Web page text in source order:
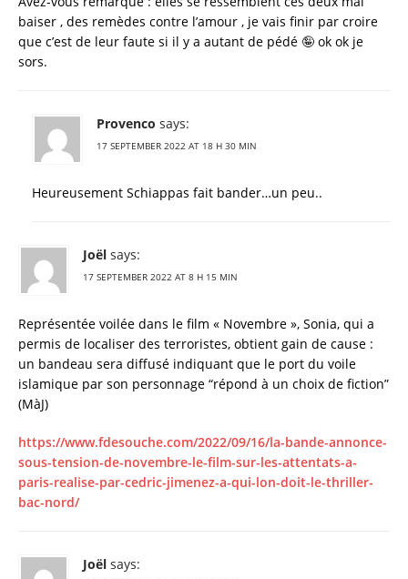
baiser , des remèdes contre l’amour , je vais finir par croire
que c’est de leur faute si il y a autant de pédé 🤪 ok ok je
sors.
Provenco says:
17 SEPTEMBER 2022 AT 18 H 30 MIN
Heureusement Schiappas fait bander…un peu..
Joël says:
17 SEPTEMBER 2022 AT 8 H 15 MIN
Représentée voilée dans le film « Novembre », Sonia, qui a
permis de localiser des terroristes, obtient gain de cause :
un bandeau sera diffusé indiquant que le port du voile
islamique par son personnage “répond à un choix de fiction”
(MàJ)
https://www.fdesouche.com/2022/09/16/la-bande-annonce-
sous-tension-de-novembre-le-film-sur-les-attentats-a-
paris-realise-par-cedric-jimenez-a-qui-lon-doit-le-thriller-
bac-nord/
Joël says: